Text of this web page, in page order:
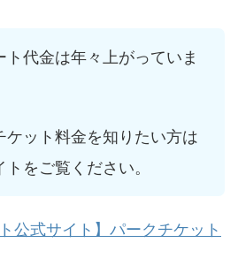
ト代金は年々上がっていま
ケット料金を知りたい方は
をご覧ください。
公式サイト】パークチケット